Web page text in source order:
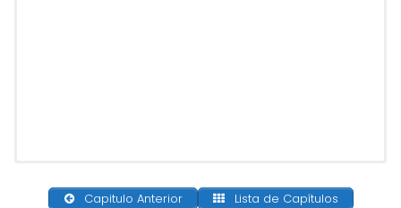
Capitulo Anterior
Lista de Capítulos